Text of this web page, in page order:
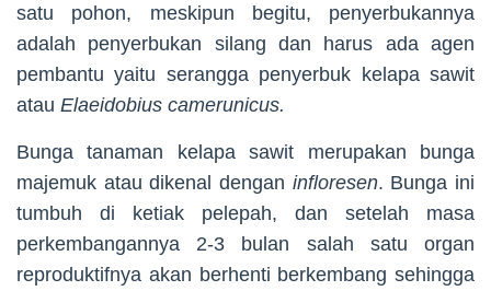
satu pohon, meskipun begitu, penyerbukannya
adalah penyerbukan silang dan harus ada agen
pembantu yaitu serangga penyerbuk kelapa sawit
atau Elaeidobius camerunicus.
Bunga tanaman kelapa sawit merupakan bunga
majemuk atau dikenal dengan infloresen. Bunga ini
tumbuh di ketiak pelepah, dan setelah masa
perkembangannya 2-3 bulan salah satu organ
reproduktifnya akan berhenti berkembang sehingga